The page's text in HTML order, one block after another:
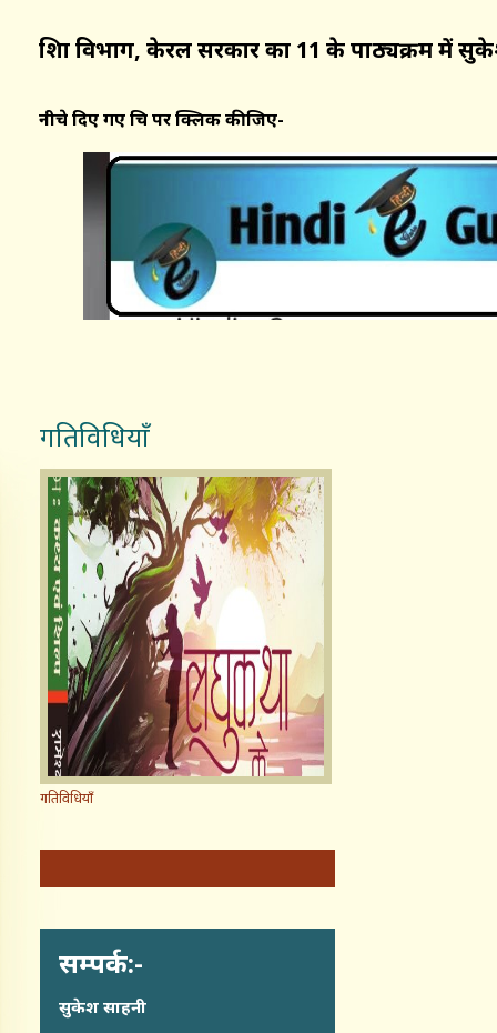
शिक्षा विभाग, केरल सरकार कक्षा 11 के पाठ्यक्रम में
नीचे दिए गए चित्र पर क्लिक कीजिए-
गतिविधियाँ
गतिविधियाँ
सम्पर्क:-
सुकेश साहनी